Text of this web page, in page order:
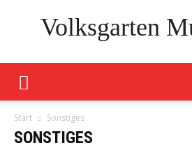
Volksgarten
Start Sonstiges
SONSTIGES